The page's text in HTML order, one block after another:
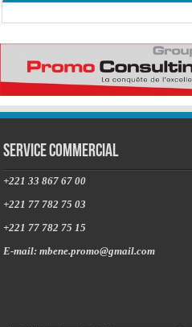
Service commercial
+221 33 867 67 00
+221 77 782 75 03
+221 77 782 75 15
E-mail: mbene.promo@gmail.com